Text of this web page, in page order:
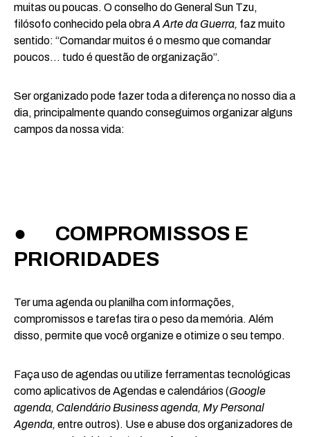
muitas ou poucas. O conselho do General Sun Tzu,
filósofo conhecido pela obraA Arte da Guerra, faz muito
sentido: “Comandar muitos é o mesmo que comandar
poucos… tudo é questão de organização”.
Ser organizado pode fazer toda a diferença no nosso dia a
dia, principalmente quando conseguimos organizar alguns
campos da nossa vida:
● COMPROMISSOS E
PRIORIDADES
Ter uma agenda ou planilha com informações,
compromissos e tarefas tira o peso da memória. Além
disso, permite que você organize e otimize o seu tempo.
Faça uso de agendas ou utilize ferramentas tecnológicas
como aplicativos de Agendas e calendários (Google
agenda, Calendário Business agenda, My Personal
Agenda, entre outros). Use e abuse dos organizadores de